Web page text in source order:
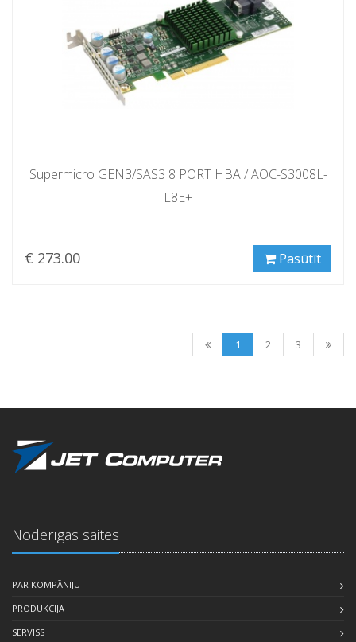
Supermicro GEN3/SAS3 8 PORT HBA / AOC-S3008L-
L8E+
€ 273.00 Pasūtīt
1 2 3
Noderīgas saites
PAR KOMPĀNIJU
PRODUKCIJA
SERVISS